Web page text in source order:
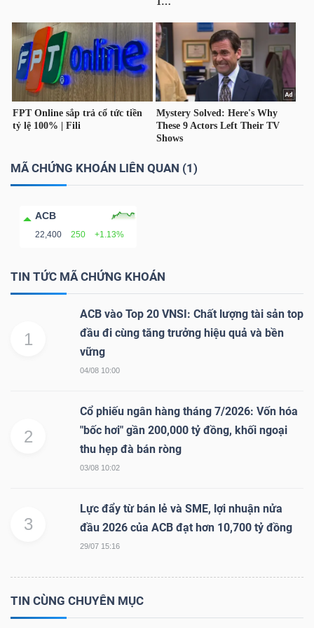
MÃ CHỨNG KHOÁN LIÊN QUAN (1)
ACB
22,400 250 +1.13%
TIN TỨC MÃ CHỨNG KHOÁN
1
ACB vào Top 20 VNSI: Chất lượng tài sản top
đầu đi cùng tăng trưởng hiệu quả và bền
vững
04/08 10:00
2
Cổ phiếu ngân hàng tháng 7/2026: Vốn hóa
"bốc hơi" gần 200,000 tỷ đồng, khối ngoại
thu hẹp đà bán ròng
03/08 10:02
3
Lực đẩy từ bán lẻ và SME, lợi nhuận nửa
đầu 2026 của ACB đạt hơn 10,700 tỷ đồng
29/07 15:16
TIN CÙNG CHUYÊN MỤC
DƯƠNG
TÀI
CHÍNH
CÁ
PHÂN
TÍCH
CỔ
PHIẾU